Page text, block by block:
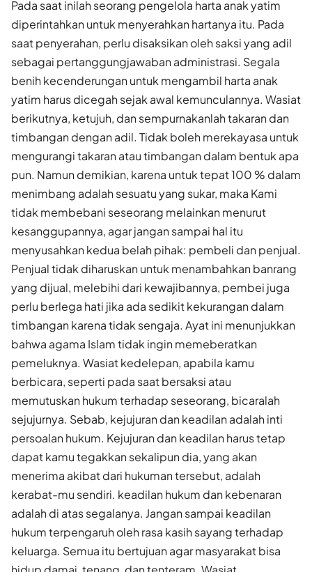
Pada saat inilah seorang pengelola harta anak yatim
diperintahkan untuk menyerahkan hartanya itu. Pada
saat penyerahan, perlu disaksikan oleh saksi yang adil
sebagai pertanggungjawaban administrasi. Segala
benih kecenderungan untuk mengambil harta anak
yatim harus dicegah sejak awal kemunculannya. Wasiat
berikutnya, ketujuh, dan sempurnakanlah takaran dan
timbangan dengan adil. Tidak boleh merekayasa untuk
mengurangi takaran atau timbangan dalam bentuk apa
pun. Namun demikian, karena untuk tepat 100 % dalam
menimbang adalah sesuatu yang sukar, maka Kami
tidak membebani seseorang melainkan menurut
kesanggupannya, agar jangan sampai hal itu
menyusahkan kedua belah pihak: pembeli dan penjual.
Penjual tidak diharuskan untuk menambahkan banrang
yang dijual, melebihi dari kewajibannya, pembei juga
perlu berlega hati jika ada sedikit kekurangan dalam
timbangan karena tidak sengaja. Ayat ini menunjukkan
bahwa agama Islam tidak ingin memeberatkan
pemeluknya. Wasiat kedelepan, apabila kamu
berbicara, seperti pada saat bersaksi atau
memutuskan hukum terhadap seseorang, bicaralah
sejujurnya. Sebab, kejujuran dan keadilan adalah inti
persoalan hukum. Kejujuran dan keadilan harus tetap
dapat kamu tegakkan sekalipun dia, yang akan
menerima akibat dari hukuman tersebut, adalah
kerabat-mu sendiri. keadilan hukum dan kebenaran
adalah di atas segalanya. Jangan sampai keadilan
hukum terpengaruh oleh rasa kasih sayang terhadap
keluarga. Semua itu bertujuan agar masyarakat bisa